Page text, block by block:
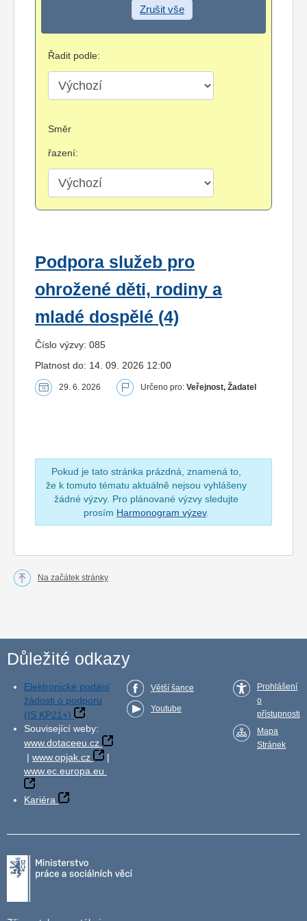
Zrušit vše
Řadit podle:
Směr
řazení:
Podpora služeb pro
ohrožené děti, rodiny a
mladé dospělé (4)
Číslo výzvy: 085
Platnost do: 14. 09. 2026 12:00
29. 6. 2026 Určeno pro: Veřejnost, Žadatel
Pokud je tato stránka prázdná, znamená to,
že k tomuto tématu aktuálně nejsou vyhlášeny
žádné výzvy. Pro plánované výzvy sledujte
prosím Harmonogram výzev.
Na začátek stránky
Důležité odkazy
Elektronické podání
žádosti o podporu
(IS KP21+)
Související weby:
www.dotaceeu.cz
| www.opjak.cz
|
www.ec.europa.eu
Kariéra
Větší šance
Youtube
Prohlášení
o
přístupnosti
Mapa
Stránek